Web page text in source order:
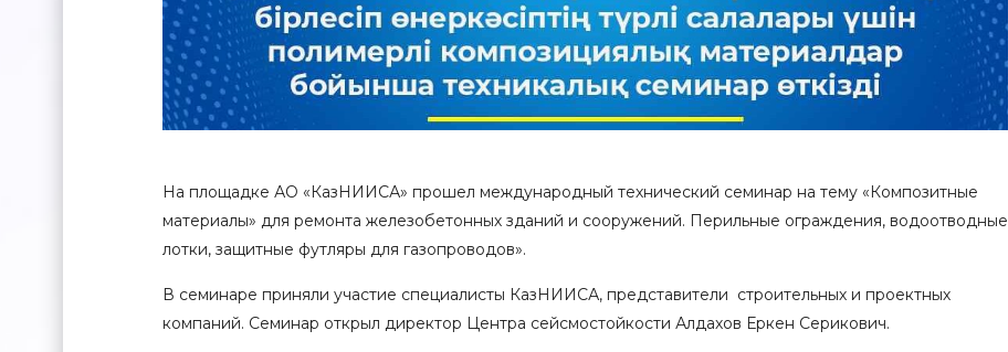
На площадке АО «КазНИИСА» прошел международный технический семинар на тему «Композитные
материалы» для ремонта железобетонных зданий и сооружений. Перильные ограждения, водоотводные
лотки, защитные футляры для газопроводов».
В семинаре приняли участие специалисты КазНИИСА, представители строительных и проектных
компаний. Семинар открыл директор Центра сейсмостойкости Алдахов Еркен Серикович.